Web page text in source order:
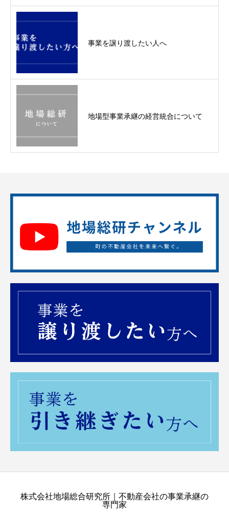
事業を譲り渡したい人へ
地場型事業承継の経営統合について
株式会社地場総合研究所｜不動産会社の事業承継の
専門家